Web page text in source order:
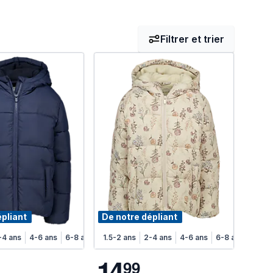
Filtrer et trier
ans 4-6 ans 6-8 ans
De notre dépliant
1.5-2 ans 2-4 ans 4-6 ans 6-8 ans
99